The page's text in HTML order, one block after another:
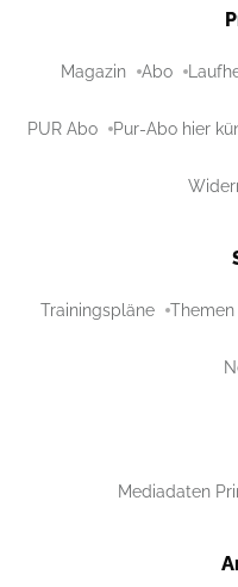
Magazin Abo
PUR Abo Pur-Abo hier
Trainingspläne Themen
Mediadaten